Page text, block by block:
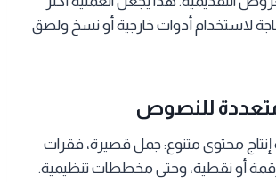
لاستخدام أدوات خارجية أو نسخ ولصق
للنصوص
إنتاج محتوى متنوع: جمل قصيرة، فقرات
أو نقطية، وحتى مخططات تنظيمية.